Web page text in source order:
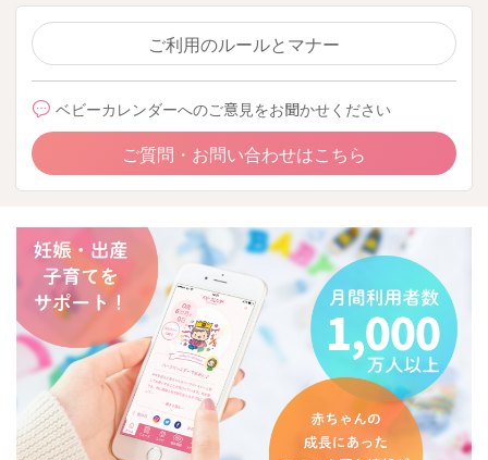
ご利用のルールとマナー
ベビーカレンダーへのご意見をお聞かせください
ご質問・お問い合わせはこちら